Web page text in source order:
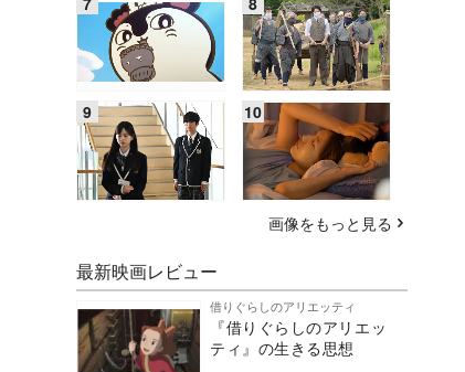
画像をもっと見る
最新映画レビュー
借りぐらしのアリエッティ
『借りぐらしのアリエッ
ティ』の生きる思想